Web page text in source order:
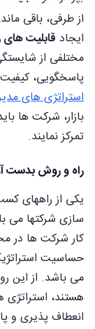
از طرفی، باقی
ایجاد قابلیت های
مختلفی از
پاسخگویی،
استراتژی های
بازار، شرکت ها
تمرکز نمایند.
راه و روش بدست
یکی از راههای
سازی شرکتها می
کار شرکت ها در
حساسیت
می باشد. از این
هستند، استراتژی
انعطاف پذیری و